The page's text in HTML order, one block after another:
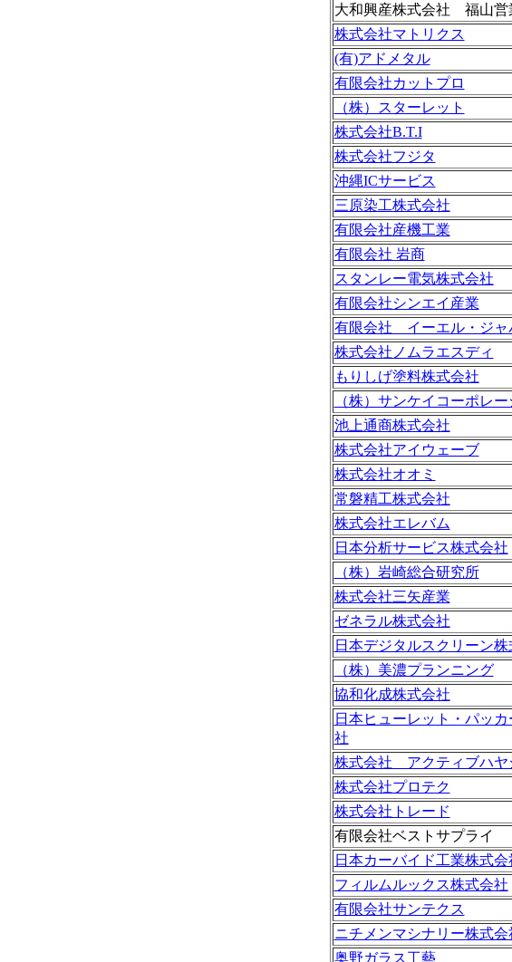
大和興産株式会社 福山営
株式会社マトリクス
(有)アドメタル
有限会社カットプロ
（株）スターレット
株式会社B.T.I
株式会社フジタ
沖縄ICサービス
三原染工株式会社
有限会社産機工業
有限会社 岩商
スタンレー電気株式会社
有限会社シンエイ産業
有限会社 イーエル・ジャ
株式会社ノムラエスディ
もりしげ塗料株式会社
（株）サンケイコーポレ
池上通商株式会社
株式会社アイウェーブ
株式会社オオミ
常磐精工株式会社
株式会社エレバム
日本分析サービス株式会社
（株）岩崎総合研究所
株式会社三矢産業
ゼネラル株式会社
日本デジタルスクリーン株
（株）美濃プランニング
協和化成株式会社
日本ヒューレット・パッ
社
株式会社 アクティブハヤ
株式会社プロテク
株式会社トレード
有限会社ベストサプライ
日本カーバイド工業株式会
フィルムルックス株式会社
有限会社サンテクス
ニチメンマシナリー株式会
奥野ガラス工藝